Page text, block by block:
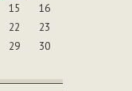
15
16
22
23
29
30